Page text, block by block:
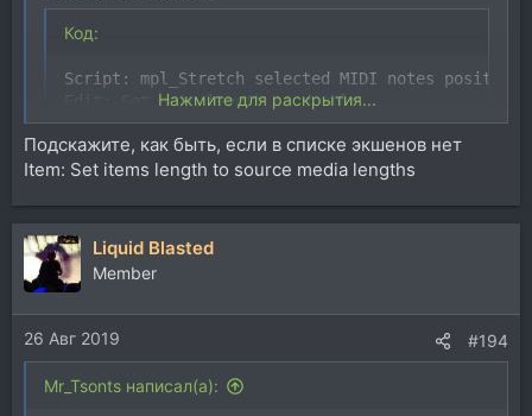
Код:
Script: mpl_Stretch selected MIDI notes
Edit: Set note length to double
Код:
Edit: Set note length to half
Script: mpl_Stretch selected MIDI notes
Посмотреть вложение 145713
Нажмите для раскрытия...
Подскажите, как быть, если в списке экшенов нет
Item: Set items length to source media lengths
Liquid Blasted
Member
26 Авг 2019 #194
Mr_Tsonts написал(а):